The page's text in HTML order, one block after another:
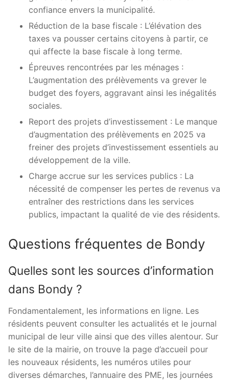
confiance envers la municipalité.
Réduction de la base fiscale : L’élévation des
taxes va pousser certains citoyens à partir, ce
qui affecte la base fiscale à long terme.
Épreuves rencontrées par les ménages :
L’augmentation des prélèvements va grever le
budget des foyers, aggravant ainsi les inégalités
sociales.
Report des projets d’investissement : Le manque
d’augmentation des prélèvements en 2025 va
freiner des projets d’investissement essentiels au
développement de la ville.
Charge accrue sur les services publics : La
nécessité de compenser les pertes de revenus va
entraîner des restrictions dans les services
publics, impactant la qualité de vie des résidents.
Questions fréquentes de Bondy
Quelles sont les sources d’information
dans Bondy ?
Fondamentalement, les informations en ligne. Les
résidents peuvent consulter les actualités et le journal
municipal de leur ville ainsi que des villes alentour. Sur
le site de la mairie, on trouve la page d’accueil pour
les nouveaux résidents, les numéros utiles pour
diverses démarches, l’annuaire des PME, les journées